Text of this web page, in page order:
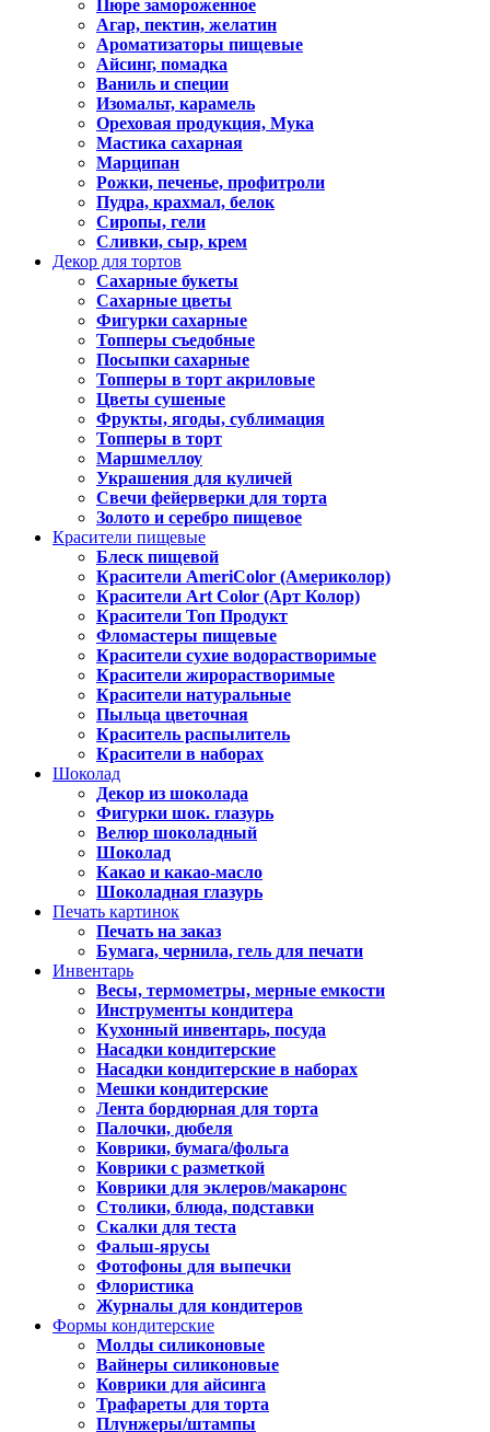
Пюре замороженное
Агар, пектин, желатин
Ароматизаторы пищевые
Айсинг, помадка
Ваниль и специи
Изомальт, карамель
Ореховая продукция, Мука
Мастика сахарная
Марципан
Рожки, печенье, профитроли
Пудра, крахмал, белок
Сиропы, гели
Сливки, сыр, крем
Декор для тортов
Сахарные букеты
Сахарные цветы
Фигурки сахарные
Топперы съедобные
Посыпки сахарные
Топперы в торт акриловые
Цветы сушеные
Фрукты, ягоды, сублимация
Топперы в торт
Маршмеллоу
Украшения для куличей
Свечи фейерверки для торта
Золото и серебро пищевое
Красители пищевые
Блеск пищевой
Красители AmeriColor (Америколор)
Красители Art Color (Арт Колор)
Красители Топ Продукт
Фломастеры пищевые
Красители сухие водорастворимые
Красители жирорастворимые
Красители натуральные
Пыльца цветочная
Краситель распылитель
Красители в наборах
Шоколад
Декор из шоколада
Фигурки шок. глазурь
Велюр шоколадный
Шоколад
Какао и какао-масло
Шоколадная глазурь
Печать картинок
Печать на заказ
Бумага, чернила, гель для печати
Инвентарь
Весы, термометры, мерные емкости
Инструменты кондитера
Кухонный инвентарь, посуда
Насадки кондитерские
Насадки кондитерские в наборах
Мешки кондитерские
Лента бордюрная для торта
Палочки, дюбеля
Коврики, бумага/фольга
Коврики с разметкой
Коврики для эклеров/макаронс
Столики, блюда, подставки
Скалки для теста
Фальш-ярусы
Фотофоны для выпечки
Флористика
Журналы для кондитеров
Формы кондитерские
Молды силиконовые
Вайнеры силиконовые
Коврики для айсинга
Трафареты для торта
Плунжеры/штампы